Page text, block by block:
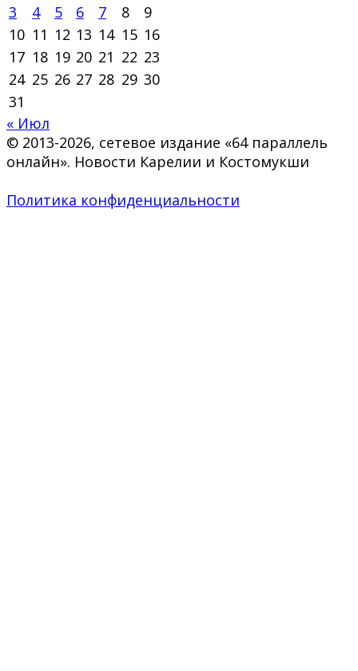
3
4 5 6 7 8
9
10 11 12 13 14 15 16
17 18 19 20 21 22 23
24 25 26 27 28 29 30
31
« Июл
© 2013-2026, сетевое издание «64 параллель
онлайн». Новости Карелии и Костомукши
Политика конфиденциальности